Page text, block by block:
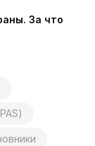
За что